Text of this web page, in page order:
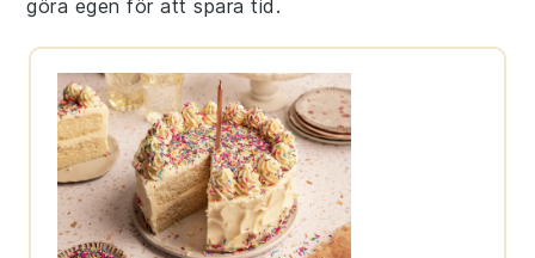
göra egen för att spara tid.